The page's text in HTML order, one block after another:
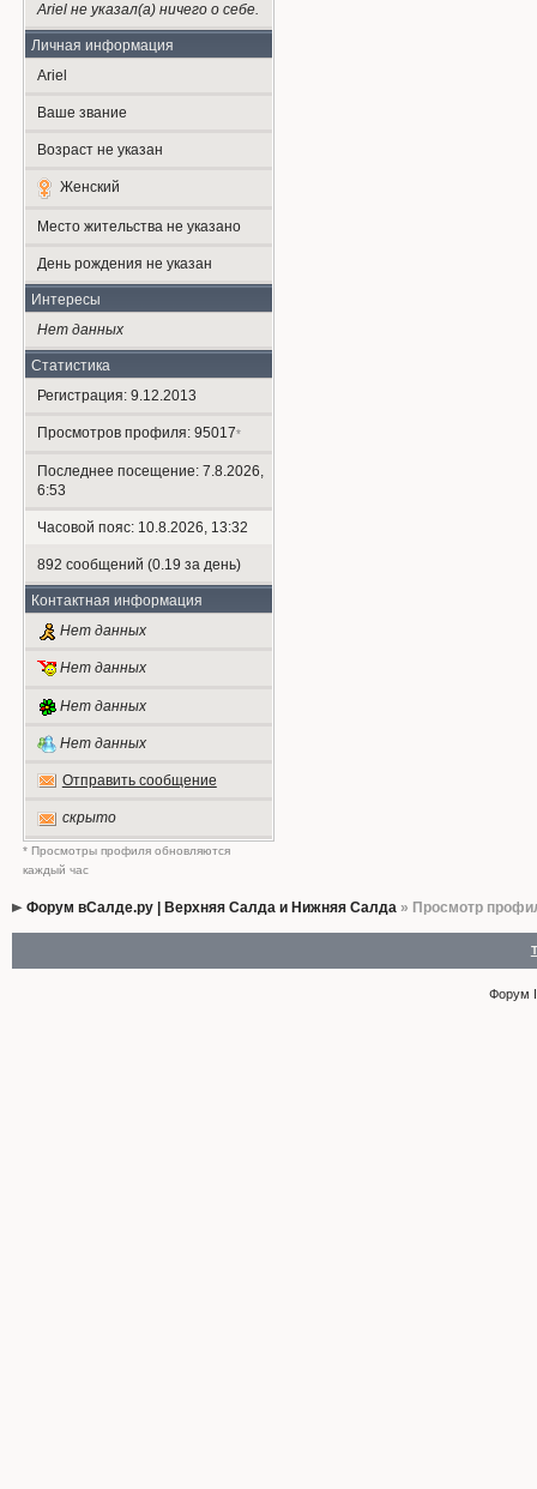
Ariel не указал(а) ничего о себе.
Личная информация
Ariel
Ваше звание
Возраст не указан
Женский
Место жительства не указано
День рождения не указан
Интересы
Нет данных
Статистика
Регистрация: 9.12.2013
Просмотров профиля: 95017*
Последнее посещение: 7.8.2026,
6:53
Часовой пояс: 10.8.2026, 13:32
892 сообщений (0.19 за день)
Контактная информация
Нет данных
Нет данных
Нет данных
Нет данных
Отправить сообщение
скрыто
* Просмотры профиля обновляются
каждый час
Форум вСалде.ру | Верхняя Салда и Нижняя Салда» Просмотр
Форум